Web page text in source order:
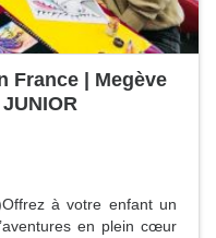
France | Megève
à votre enfant un
en plein cœur